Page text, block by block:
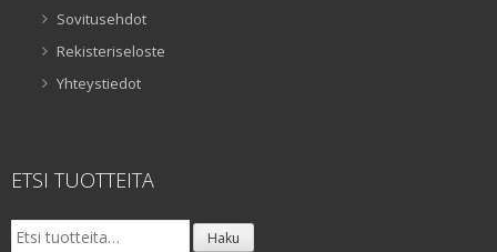
Sovitusehdot
Rekisteriseloste
Yhteystiedot
ETSI TUOTTEITA
Etsi: Haku